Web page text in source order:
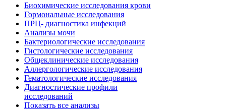
Биохимические исследования крови
Гормональные исследования
ПРЦ- диагностика инфекций
Анализы мочи
Бактериологические исследования
Гистологические исследования
Общеклинические исследования
Аллергологические исследования
Гематологические исследования
Диагностические профили
исследований
Показать все анализы